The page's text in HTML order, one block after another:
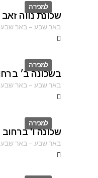
למכירה
ID
שכונת נווה
באר שבע–באר
למכירה
ID
בשכונה ב׳
באר שבע–באר
למכירה
ID
שכונה ו' ברחוב
באר שבע–באר